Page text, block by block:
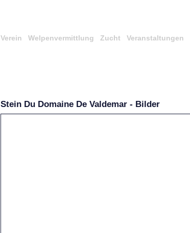
Verein Welpenvermittlung Zucht Veranstaltungen
Stein Du Domaine De Valdemar - Bilder